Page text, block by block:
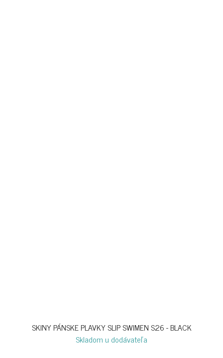
SKINY PÁNSKE PLAVKY SLIP SWIMEN S26 - BLACK
Skladom u dodávateľa